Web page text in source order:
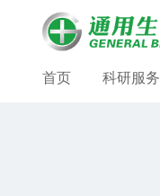
首页 科研服务